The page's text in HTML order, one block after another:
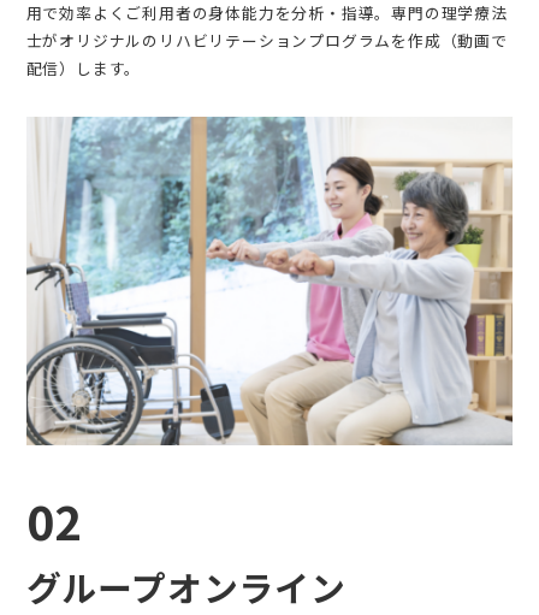
用で効率よくご利用者の身体能力を分析・指導。専門の理学療法
士がオリジナルのリハビリテーションプログラムを作成（動画で
配信）します。
02
グループオンライン